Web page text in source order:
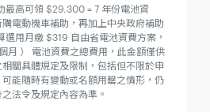
最高可領 $29,300 = 7 年份電池資
電動機車補助，再加上中央政府補助
用月繳 $319 自由省電池資費方案，
月 ） 電池資費之總費用，此金額僅供
關具體規定及限制，包括但不限於申
能隨時有變動或名額用罄之情形，仍
法令及規定內容為準。